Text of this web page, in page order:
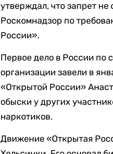
утверждал, что запрет
Роскомнадзор по
России».
Первое дело в России по
организации завели в
«Открытой России»
обыски у других
наркотиков.
Движение «Открытая